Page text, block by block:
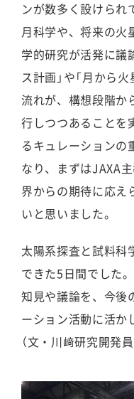
ンが数多く設けられ
月科学や、将来の火
学的研究が活発に議
ス計画」や「月から
流れが、構想段階か
行しつつあることを
るキュレーションの
なり、まずはJAXA
界からの期待に応え
いと思いました。
太陽系探査と試料科
できた5日間でした
知見や議論を、今後
ーション活動に活か
（文・川﨑研究開発員